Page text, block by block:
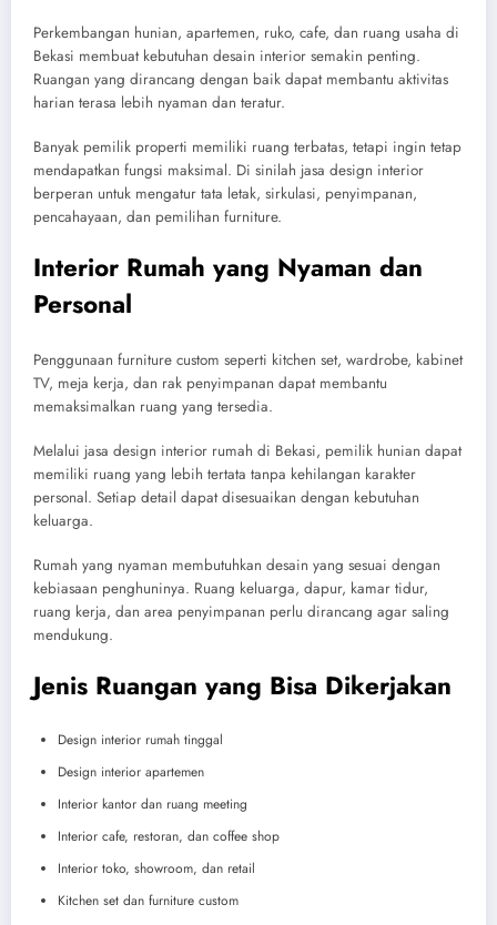
Perkembangan hunian, apartemen, ruko, cafe, dan ruang usaha di
Bekasi membuat kebutuhan desain interior semakin penting.
Ruangan yang dirancang dengan baik dapat membantu aktivitas
harian terasa lebih nyaman dan teratur.
Banyak pemilik properti memiliki ruang terbatas, tetapi ingin tetap
mendapatkan fungsi maksimal. Di sinilah jasa design interior
berperan untuk mengatur tata letak, sirkulasi, penyimpanan,
pencahayaan, dan pemilihan furniture.
Interior Rumah yang Nyaman dan
Personal
Penggunaan furniture custom seperti kitchen set, wardrobe, kabinet
TV, meja kerja, dan rak penyimpanan dapat membantu
memaksimalkan ruang yang tersedia.
Melalui jasa design interior rumah di Bekasi, pemilik hunian dapat
memiliki ruang yang lebih tertata tanpa kehilangan karakter
personal. Setiap detail dapat disesuaikan dengan kebutuhan
keluarga.
Rumah yang nyaman membutuhkan desain yang sesuai dengan
kebiasaan penghuninya. Ruang keluarga, dapur, kamar tidur,
ruang kerja, dan area penyimpanan perlu dirancang agar saling
mendukung.
Jenis Ruangan yang Bisa Dikerjakan
Design interior rumah tinggal
Design interior apartemen
Interior kantor dan ruang meeting
Interior cafe, restoran, dan coffee shop
Interior toko, showroom, dan retail
Kitchen set dan furniture custom